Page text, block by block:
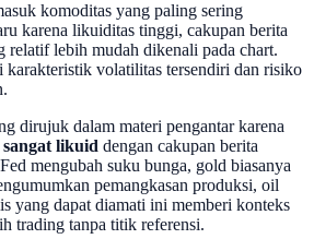
komoditas yang paling sering
karena likuiditas tinggi, cakupan berita
relatif lebih mudah dikenali pada chart.
volatilitas tersendiri dan risiko
dirujuk dalam materi pengantar karena
sangat likuid dengan cakupan berita
mengubah suku bunga, gold biasanya
pemangkasan produksi, oil
yang dapat diamati ini memberi konteks
trading tanpa titik referensi.